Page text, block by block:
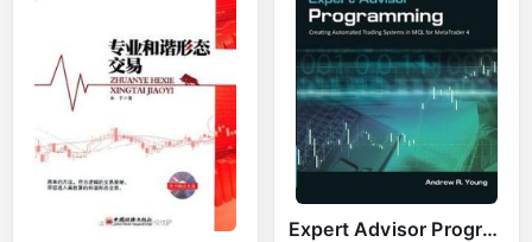
Expert Advisor Programming